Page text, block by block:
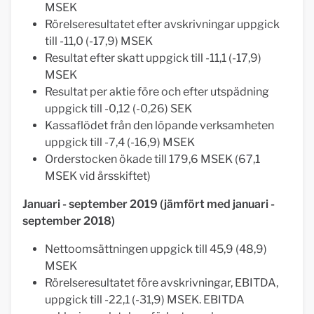
MSEK
Rörelseresultatet efter avskrivningar uppgick
till -11,0 (-17,9) MSEK
Resultat efter skatt uppgick till -11,1 (-17,9)
MSEK
Resultat per aktie före och efter utspädning
uppgick till -0,12 (-0,26) SEK
Kassaflödet från den löpande verksamheten
uppgick till -7,4 (-16,9) MSEK
Orderstocken ökade till 179,6 MSEK (67,1
MSEK vid årsskiftet)
Januari - september 2019 (jämfört med januari -
september 2018)
Nettoomsättningen uppgick till 45,9 (48,9)
MSEK
Rörelseresultatet före avskrivningar, EBITDA,
uppgick till -22,1 (-31,9) MSEK. EBITDA